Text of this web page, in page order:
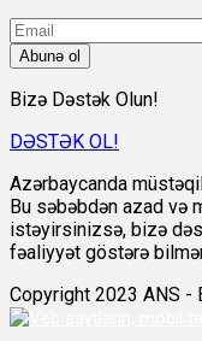
Abunə ol
Bizə Dəstək Olun!
DƏSTƏK OL!
Azərbaycanda
Bu səbəbdən azad və
istəyirsinizsə, bizə
fəaliyyət göstərə
Copyright 2023 ANS -